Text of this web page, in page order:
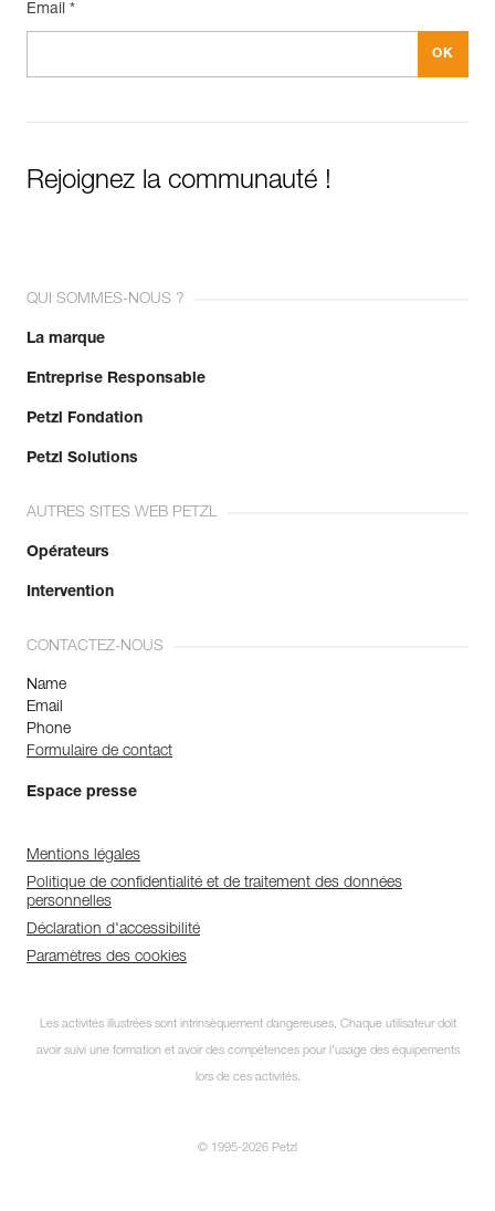
Email *
Rejoignez la communauté !
QUI SOMMES-NOUS ?
La marque
Entreprise Responsable
Petzl Fondation
Petzl Solutions
AUTRES SITES WEB PETZL
Opérateurs
Intervention
CONTACTEZ-NOUS
Name
Email
Phone
Formulaire de contact
Espace presse
Mentions légales
Politique de confidentialité et de traitement des données
personnelles
Déclaration d'accessibilité
Paramètres des cookies
Les activités illustrées sont intrinsèquement dangereuses. Chaque utilisateur doit
avoir suivi une formation et avoir des compétences pour l’usage des équipements
lors de ces activités.
© 1995-2026 Petzl